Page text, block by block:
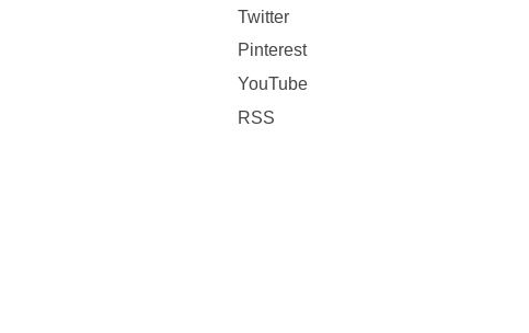
Twitter
Pinterest
YouTube
RSS